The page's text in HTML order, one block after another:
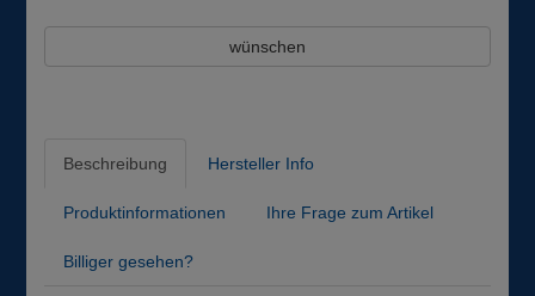
wünschen
Beschreibung Hersteller Info
Produktinformationen Ihre Frage zum Artikel
Billiger gesehen?